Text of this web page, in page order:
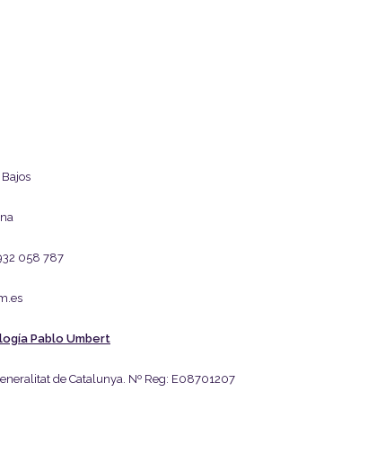
058 787
Pablo Umbert
de Catalunya. Nº Reg: E08701207